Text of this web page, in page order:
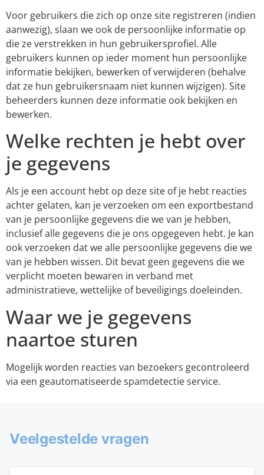
Voor gebruikers die zich op onze site registreren (indien
aanwezig), slaan we ook de persoonlijke informatie op
die ze verstrekken in hun gebruikersprofiel. Alle
gebruikers kunnen op ieder moment hun persoonlijke
informatie bekijken, bewerken of verwijderen (behalve
dat ze hun gebruikersnaam niet kunnen wijzigen). Site
beheerders kunnen deze informatie ook bekijken en
bewerken.
Welke rechten je hebt over
je gegevens
Als je een account hebt op deze site of je hebt reacties
achter gelaten, kan je verzoeken om een exportbestand
van je persoonlijke gegevens die we van je hebben,
inclusief alle gegevens die je ons opgegeven hebt. Je kan
ook verzoeken dat we alle persoonlijke gegevens die we
van je hebben wissen. Dit bevat geen gegevens die we
verplicht moeten bewaren in verband met
administratieve, wettelijke of beveiligings doeleinden.
Waar we je gegevens
naartoe sturen
Mogelijk worden reacties van bezoekers gecontroleerd
via een geautomatiseerde spamdetectie service.
Veelgestelde vragen